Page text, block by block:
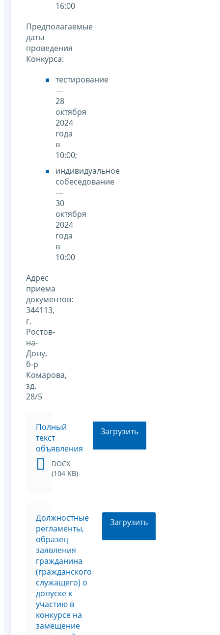
16:00
Предполагаемые
даты
проведения
Конкурса:
тестирование
—
28
октября
2024
года
в
10:00;
индивидуальное
собеседование
—
30
октября
2024
года
в
10:00
Адрес
приема
документов:
344113,
г.
Ростов-
на-
Дону,
б-р
Комарова,
зд.
28/5
Полный
текст
объявления
DOCX
(104 KB)
Загрузить
Должностные
регламенты,
образец
заявления
гражданина
(гражданского
служащего) о
допуске к
участию в
конкурсе на
замещение
Загрузить